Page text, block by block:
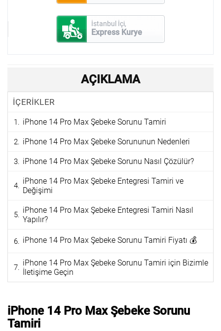
İstanbul İçi,
Express Kurye
AÇIKLAMA
İÇERİKLER
iPhone 14 Pro Max Şebeke Sorunu Tamiri
iPhone 14 Pro Max Şebeke Sorununun Nedenleri
iPhone 14 Pro Max Şebeke Sorunu Nasıl Çözülür?
iPhone 14 Pro Max Şebeke Entegresi Tamiri ve
Değişimi
iPhone 14 Pro Max Şebeke Entegresi Tamiri Nasıl
Yapılır?
iPhone 14 Pro Max Şebeke Sorunu Tamiri Fiyatı 💰
iPhone 14 Pro Max Şebeke Sorunu Tamiri için Bizimle
İletişime Geçin
iPhone 14 Pro Max Şebeke Sorunu
Tamiri